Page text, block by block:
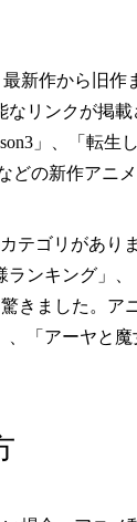
新作から旧
リンクが掲
」、「転生
の新作アニ
テゴリがあり
ンキング」
きました。
「アーヤと